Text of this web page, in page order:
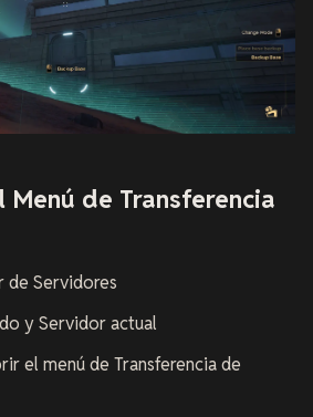
Menú de Transferencia
de Servidores
y Servidor actual
el menú de Transferencia de